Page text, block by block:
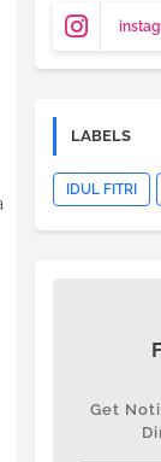
LABELS
IDUL FITRI
Get